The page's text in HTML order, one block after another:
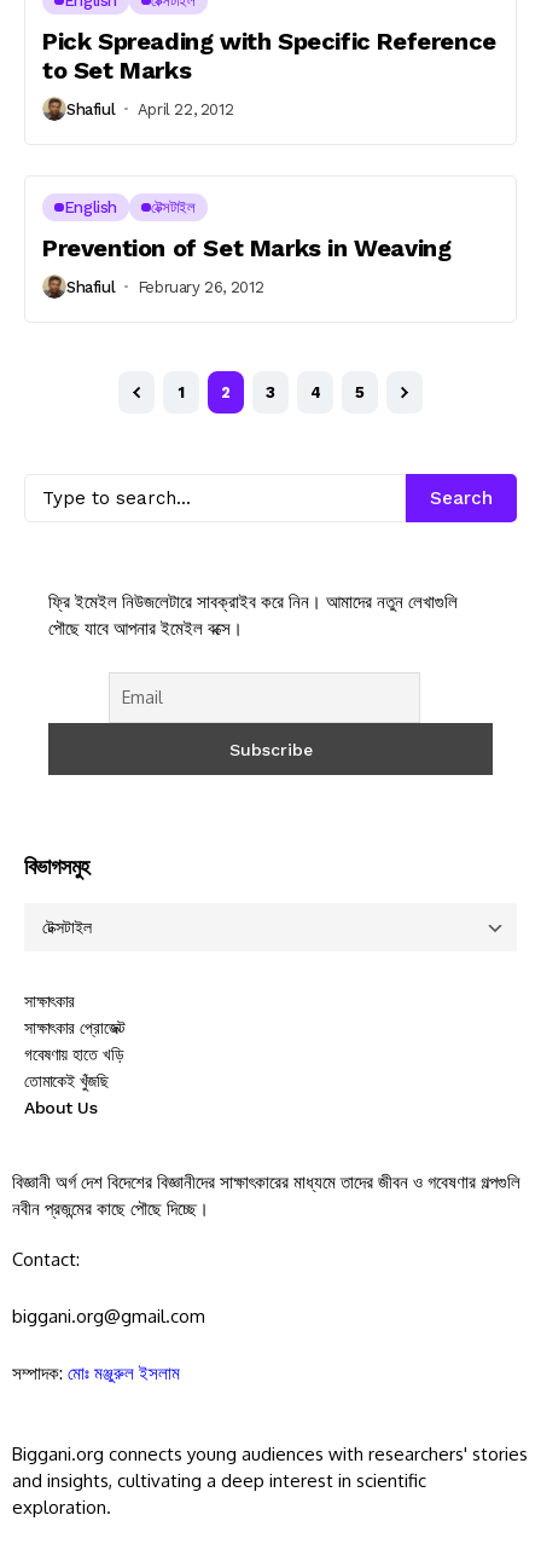
Pick Spreading with Specific Reference
to Set Marks
Shafiul April 22, 2012
English টেক্সটাইল
Prevention of Set Marks in Weaving
Shafiul February 26, 2012
1 2 3 4 5
Search
ফ্রি ইমেইল নিউজলেটারে সাবক্রাইব করে নিন। আমাদের নতুন লেখাগুলি
পৌছে যাবে আপনার ইমেইল বক্সে।
বিভাগসমুহ
সাক্ষাৎকার
সাক্ষাৎকার প্রোজেক্ট
গবেষণায় হাতে খড়ি
তোমাকেই খুঁজছি
About Us
বিজ্ঞানী অর্গ দেশ বিদেশের বিজ্ঞানীদের সাক্ষাৎকারের মাধ্যমে তাদের জীবন ও গবেষণার গল্পগুলি
নবীন প্রজন্মের কাছে পৌছে দিচ্ছে।
Contact:
biggani.org@gmail.com
সম্পাদক: মোঃ মঞ্জুরুল ইসলাম
Biggani.org connects young audiences with researchers' stories
and insights, cultivating a deep interest in scientific
exploration.